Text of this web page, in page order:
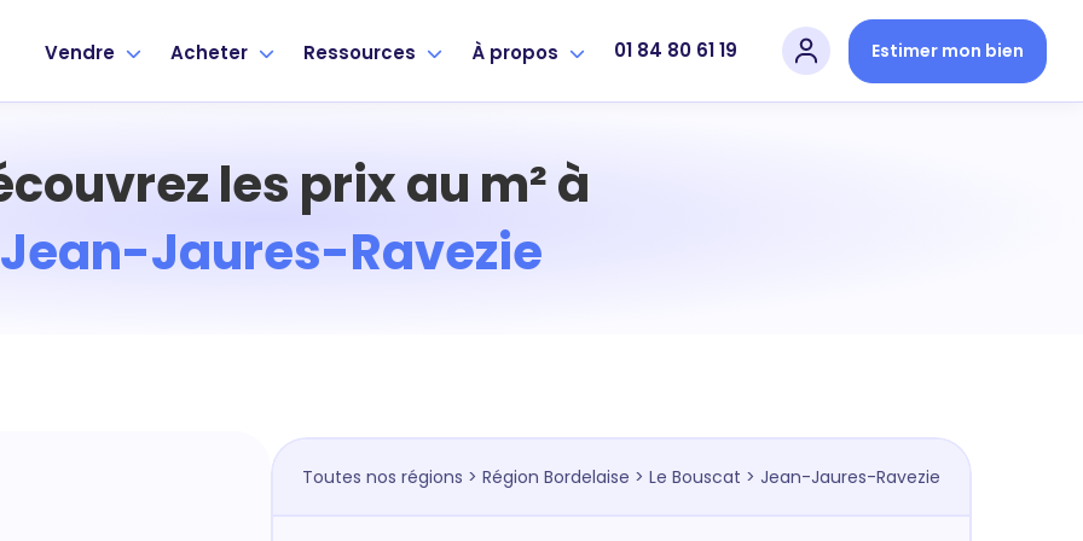
Vendre Acheter Ressources À propos 01 84 80 61 19 Estimer mon bien
les prix au m² à
Jean-Jaures-Ravezie
Toutes nos régions > Région Bordelaise > Le Bouscat > Jean-Jaures-Ravezie